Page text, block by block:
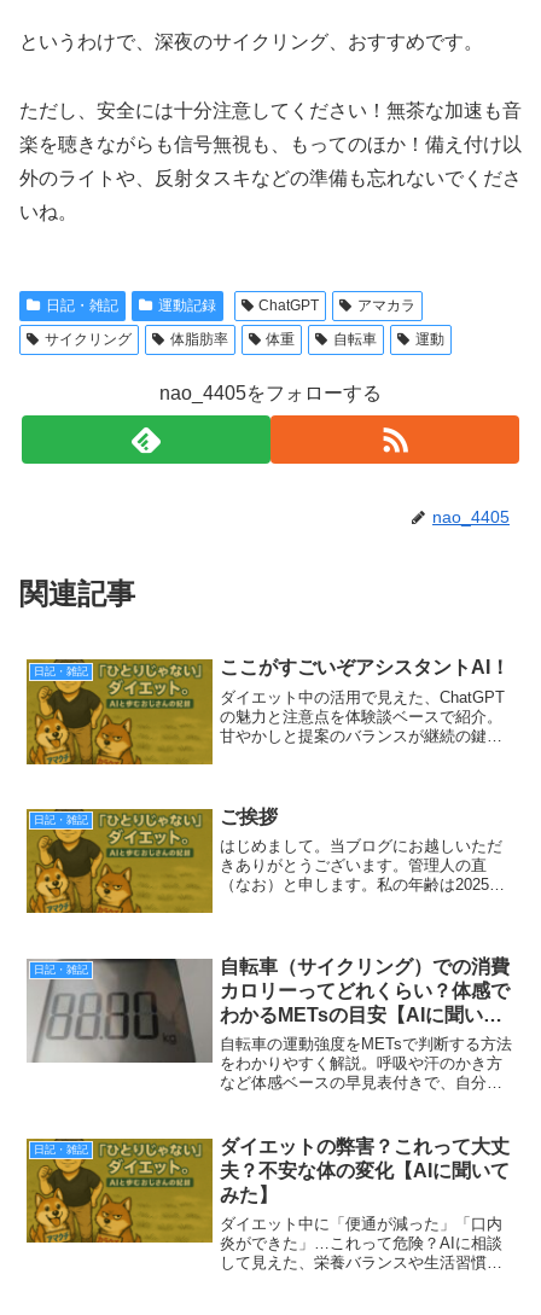
というわけで、深夜のサイクリング、おすすめです。
ただし、安全には十分注意してください！無茶な加速も音
楽を聴きながらも信号無視も、もってのほか！備え付け以
外のライトや、反射タスキなどの準備も忘れないでくださ
いね。
日記・雑記 運動記録 ChatGPT
アマカラ
サイクリング
体脂肪率 体重 自転車 運動
nao_4405をフォローする
nao_4405
関連記事
日記・雑記 ここがすごいぞアシスタントAI！
ダイエット中の活用で見えた、ChatGPT
の魅力と注意点を体験談ベースで紹介。
甘やかしと提案のバランスが継続の鍵
日記・雑記 ご挨拶
はじめまして。当ブログにお越しいただ
きありがとうございます。管理人の直
（なお）と申します。私の年齢は2025年5
京・一人暮らしを重ね...
日記・雑記
自転車（サイクリング）での消費
カロリーってどれくらい？体感で
わかるMETsの目安【AIに聞いて
みた】
自転車の運動強度をMETsで判断する方法
をわかりやすく解説。呼吸や汗のかき方
など体感ベースの早見表付きで、自分の
日記・雑記
ダイエットの弊害？これって大丈
夫？不安な体の変化【AIに聞いて
みた】
ダイエット中に「便通が減った」「口内
炎ができた」…これって危険？AIに相談
して見えた、栄養バランスや生活習慣の